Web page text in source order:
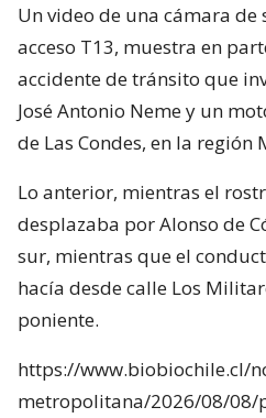
Un video de una cámara
acceso T13, muestra en
accidente de tránsito que
José Antonio Neme y un
de Las Condes, en la
Lo anterior, mientras el
desplazaba por Alonso de
sur, mientras que el
hacía desde calle Los
poniente.
https://www.biobiochile.cl/
metropolitana/2026/08/08/